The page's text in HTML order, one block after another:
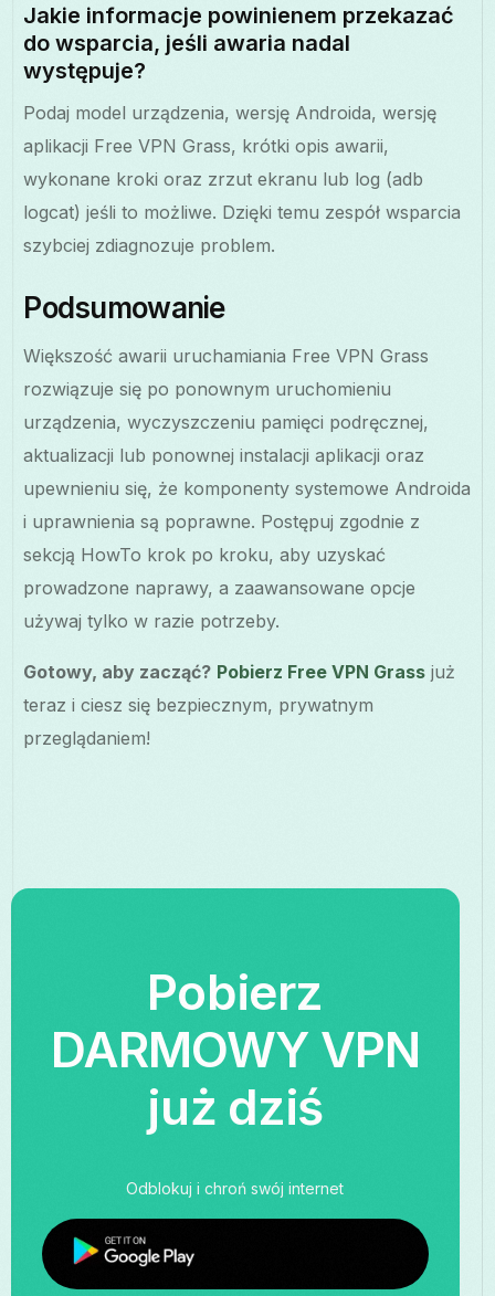
Jakie informacje powinienem przekazać
do wsparcia, jeśli awaria nadal
występuje?
Podaj model urządzenia, wersję Androida, wersję
aplikacji Free VPN Grass, krótki opis awarii,
wykonane kroki oraz zrzut ekranu lub log (adb
logcat) jeśli to możliwe. Dzięki temu zespół wsparcia
szybciej zdiagnozuje problem.
Podsumowanie
Większość awarii uruchamiania Free VPN Grass
rozwiązuje się po ponownym uruchomieniu
urządzenia, wyczyszczeniu pamięci podręcznej,
aktualizacji lub ponownej instalacji aplikacji oraz
upewnieniu się, że komponenty systemowe Androida
i uprawnienia są poprawne. Postępuj zgodnie z
sekcją HowTo krok po kroku, aby uzyskać
prowadzone naprawy, a zaawansowane opcje
używaj tylko w razie potrzeby.
Gotowy, aby zacząć? Pobierz Free VPN Grass już
teraz i ciesz się bezpiecznym, prywatnym
przeglądaniem!
Pobierz
DARMOWY VPN
już dziś
Odblokuj i chroń swój internet